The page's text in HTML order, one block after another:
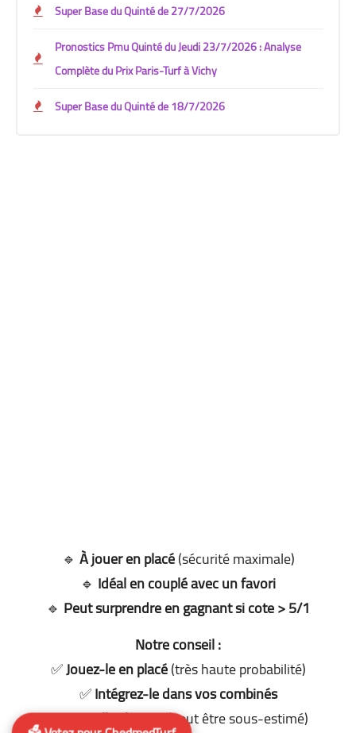
Super Base du Quinté de 27/7/2026
Pronostics Pmu Quinté du Jeudi 23/7/2026 : Analyse
Complète du Prix Paris-Turf à Vichy
Super Base du Quinté de 18/7/2026
🔹 À jouer en placé(sécurité maximale)
🔹 Idéal en couplé avec un favori
🔹 Peut surprendre en gagnant si cote > 5/1
Notre conseil :
✅Jouez-le en placé(très haute probabilité)
✅Intégrez-le dans vos combinés
✅Surveillez la cote(peut être sous-estimé)